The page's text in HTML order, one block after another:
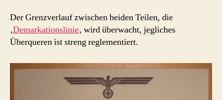
Der Grenzverlauf zwischen beiden Teilen, die
‚Demarkationslinie‚ wird überwacht, jegliches
Überqueren ist streng reglementiert.